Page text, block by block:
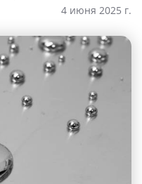
4 июня 2025 г.